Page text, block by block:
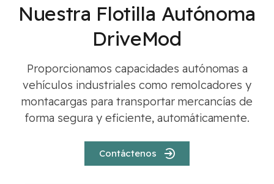
Nuestra Flotilla Autónoma
DriveMod
Proporcionamos capacidades autónomas a
vehículos industriales como remolcadores y
montacargas para transportar mercancías de
forma segura y eficiente, automáticamente.
Contáctenos